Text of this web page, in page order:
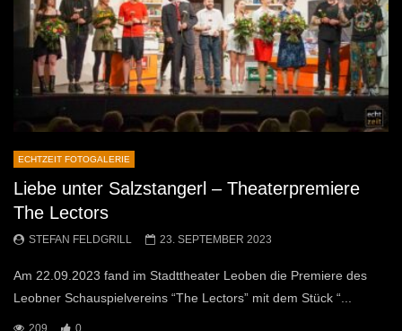
ECHTZEIT FOTOGALERIE
Liebe unter Salzstangerl – Theaterpremiere
The Lectors
STEFAN FELDGRILL 23. SEPTEMBER 2023
Am 22.09.2023 fand im Stadttheater Leoben die Premiere des
Leobner Schauspielvereins “The Lectors” mit dem Stück “...
209 0